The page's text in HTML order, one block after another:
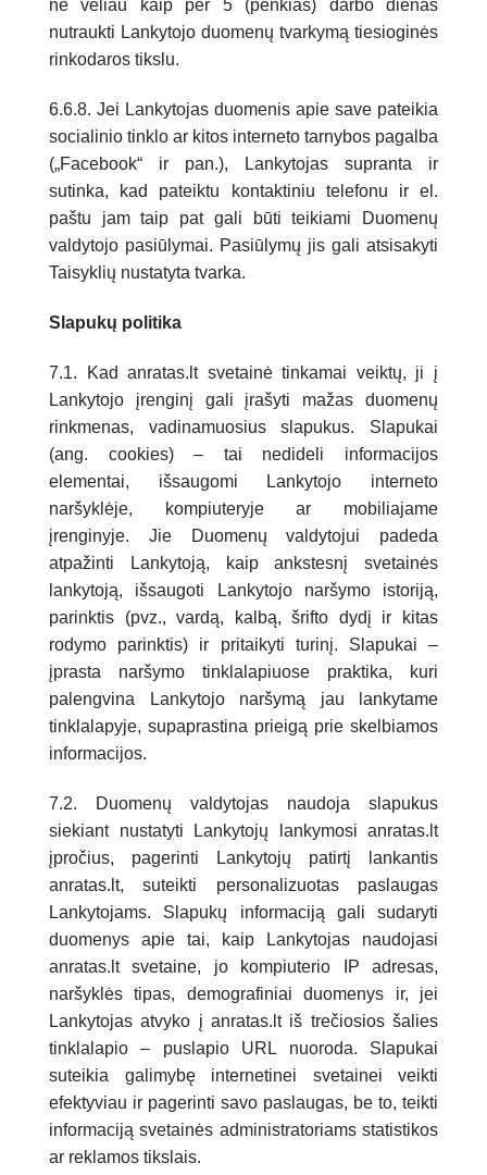
ne vėliau kaip per 5 (penkias) darbo dienas
nutraukti Lankytojo duomenų tvarkymą tiesioginės
rinkodaros tikslu.
6.6.8. Jei Lankytojas duomenis apie save pateikia
socialinio tinklo ar kitos interneto tarnybos pagalba
(„Facebook“ ir pan.), Lankytojas supranta ir
sutinka, kad pateiktu kontaktiniu telefonu ir el.
paštu jam taip pat gali būti teikiami Duomenų
valdytojo pasiūlymai. Pasiūlymų jis gali atsisakyti
Taisyklių nustatyta tvarka.
Slapukų politika
7.1. Kad anratas.lt svetainė tinkamai veiktų, ji į
Lankytojo įrenginį gali įrašyti mažas duomenų
rinkmenas, vadinamuosius slapukus. Slapukai
(ang. cookies) – tai nedideli informacijos
elementai, išsaugomi Lankytojo interneto
naršyklėje, kompiuteryje ar mobiliajame
įrenginyje. Jie Duomenų valdytojui padeda
atpažinti Lankytoją, kaip ankstesnį svetainės
lankytoją, išsaugoti Lankytojo naršymo istoriją,
parinktis (pvz., vardą, kalbą, šrifto dydį ir kitas
rodymo parinktis) ir pritaikyti turinį. Slapukai –
įprasta naršymo tinklalapiuose praktika, kuri
palengvina Lankytojo naršymą jau lankytame
tinklalapyje, supaprastina prieigą prie skelbiamos
informacijos.
7.2. Duomenų valdytojas naudoja slapukus
siekiant nustatyti Lankytojų lankymosi anratas.lt
įpročius, pagerinti Lankytojų patirtį lankantis
anratas.lt, suteikti personalizuotas paslaugas
Lankytojams. Slapukų informaciją gali sudaryti
duomenys apie tai, kaip Lankytojas naudojasi
anratas.lt svetaine, jo kompiuterio IP adresas,
naršyklės tipas, demografiniai duomenys ir, jei
Lankytojas atvyko į anratas.lt iš trečiosios šalies
tinklalapio – puslapio URL nuoroda. Slapukai
suteikia galimybę internetinei svetainei veikti
efektyviau ir pagerinti savo paslaugas, be to, teikti
informaciją svetainės administratoriams statistikos
ar reklamos tikslais.